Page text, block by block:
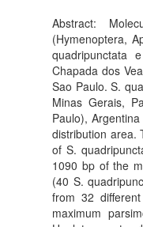
Abstract:
(Hymenoptera,
quadripunctata
Chapada dos
Sao Paulo. S.
Minas Gerais,
Paulo),
distribution area.
of S.
1090 bp of the
(40 S.
from 32
maximum